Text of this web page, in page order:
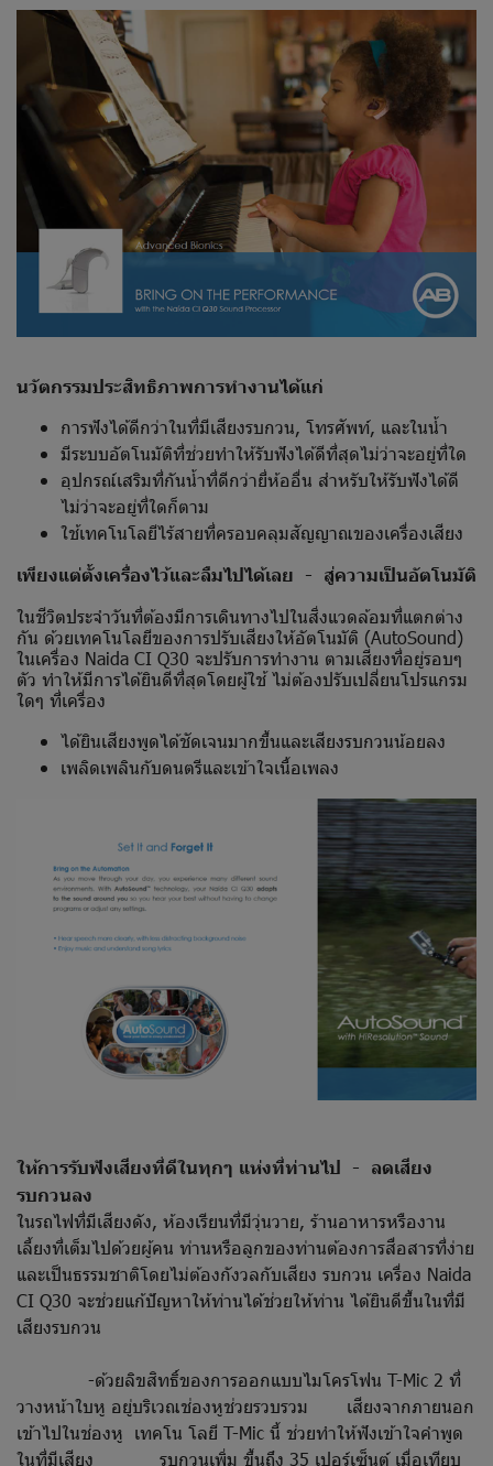
นวัตกรรมประสิทธิภาพการทำงานได้แก่
การฟังได้ดีกว่าในที่มีเสียงรบกวน, โทรศัพท์, และในน้ำ
มีระบบอัตโนมัติที่ช่วยทำให้รับฟังได้ดีที่สุดไม่ว่าจะอยู่ที่ใด
อุปกรณ์เสริมที่กันน้ำที่ดีกว่ายี่ห้ออื่น สำหรับให้รับฟังได้ดี
ไม่ว่าจะอยู่ที่ใดก็ตาม
ใช้เทคโนโลยีไร้สายที่ครอบคลุมสัญญาณของเครื่องเสียง
เพียงแต่ตั้งเครื่องไว้และลืมไปได้เลย - สู่ความเป็นอัตโนมัติ
ในชีวิตประจำวันที่ต้องมีการเดินทางไปในสิ่งแวดล้อมที่แตกต่าง
กัน ด้วยเทคโนโลยีของการปรับเสียงให้อัตโนมัติ (AutoSound)
ในเครื่อง Naida CI Q30 จะปรับการทำงาน ตามเสียงที่อยู่รอบๆ
ตัว ทำให้มีการได้ยินดีที่สุดโดยผู้ใช้ ไม่ต้องปรับเปลี่ยนโปรแกรม
ใดๆ ที่เครื่อง
ได้ยินเสียงพูดได้ชัดเจนมากขึ้นและเสียงรบกวนน้อยลง
เพลิดเพลินกับดนตรีและเข้าใจเนื้อเพลง
ให้การรับฟังเสียงที่ดีในทุกๆ แห่งที่ท่านไป - ลดเสียง
รบกวนลง
ในรถไฟที่มีเสียงดัง, ห้องเรียนที่มีวุ่นวาย, ร้านอาหารหรืองาน
เลี้ยงที่เต็มไปด้วยผู้คน ท่านหรือลูกของท่านต้องการสื่อสารที่ง่าย
และเป็นธรรมชาติโดยไม่ต้องกังวลกับเสียง รบกวน เครื่อง Naida
CI Q30 จะช่วยแก้ปัญหาให้ท่านได้ช่วยให้ท่าน ได้ยินดีขึ้นในที่มี
เสียงรบกวน
-ด้วยลิขสิทธิ์ของการออกแบบไมโครโฟน T-Mic 2 ที่
วางหน้าใบหู อยู่บริเวณช่องหูช่วยรวบรวม เสียงจากภายนอก
เข้าไปในช่องหู เทคโน โลยี T-Mic นี้ ช่วยทำให้ฟังเข้าใจคำพูด
ในที่มีเสียง รบกวนเพิ่ม ขึ้นถึง 35 เปอร์เซ็นต์ เมื่อเทียบ